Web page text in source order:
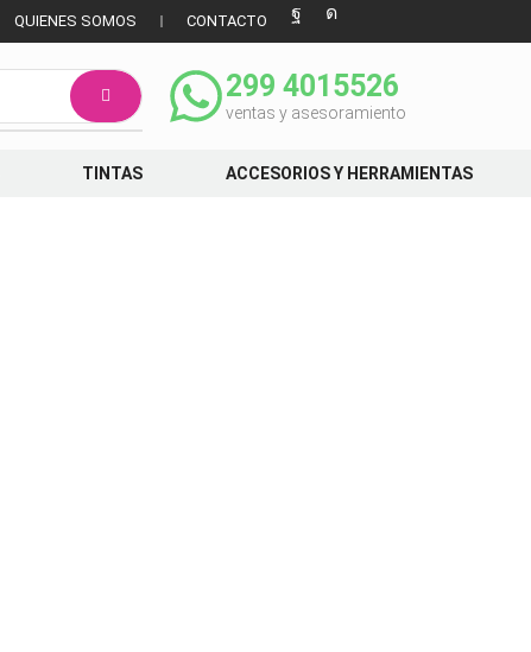
QUIENES SOMOS CONTACTO
299 4015526
ventas y asesoramiento
TINTAS ACCESORIOS Y HERRAMIENTAS